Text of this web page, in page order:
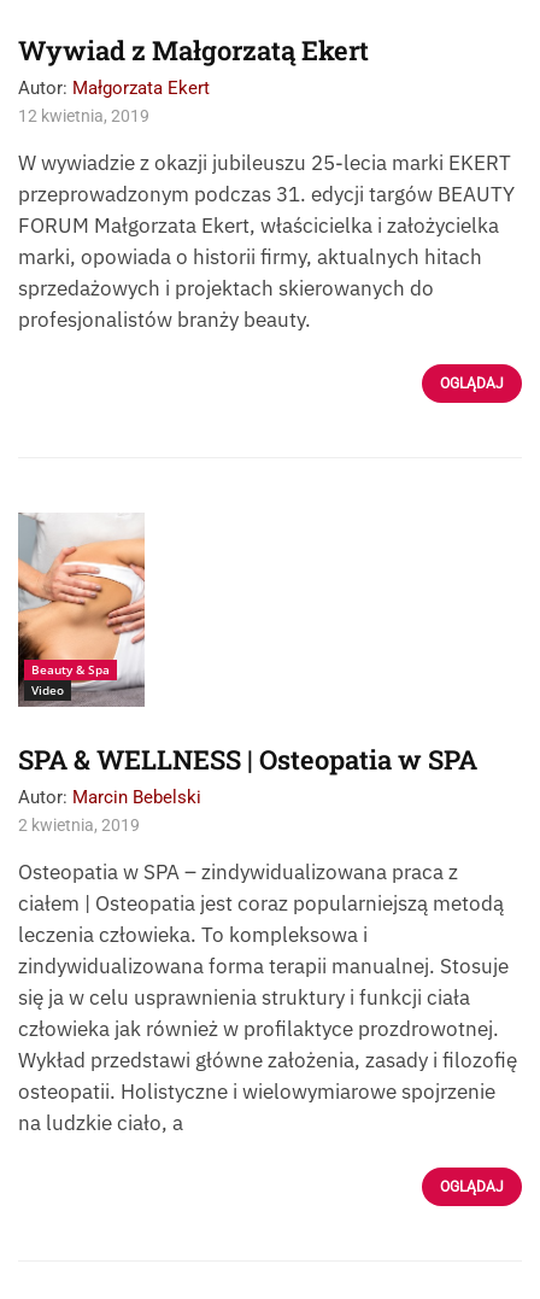
Wywiad z Małgorzatą Ekert
Autor: Małgorzata Ekert
12 kwietnia, 2019
W wywiadzie z okazji jubileuszu 25-lecia marki EKERT
przeprowadzonym podczas 31. edycji targów BEAUTY
FORUM Małgorzata Ekert, właścicielka i założycielka
marki, opowiada o historii firmy, aktualnych hitach
sprzedażowych i projektach skierowanych do
profesjonalistów branży beauty.
OGLĄDAJ
Źródło:
Fotolia_160757465
Beauty & Spa
Video
SPA & WELLNESS | Osteopatia w SPA
Autor: Marcin Bebelski
2 kwietnia, 2019
Osteopatia w SPA – zindywidualizowana praca z
ciałem | Osteopatia jest coraz popularniejszą metodą
leczenia człowieka. To kompleksowa i
zindywidualizowana forma terapii manualnej. Stosuje
się ja w celu usprawnienia struktury i funkcji ciała
człowieka jak również w profilaktyce prozdrowotnej.
Wykład przedstawi główne założenia, zasady i filozofię
osteopatii. Holistyczne i wielowymiarowe spojrzenie
na ludzkie ciało, a
OGLĄDAJ